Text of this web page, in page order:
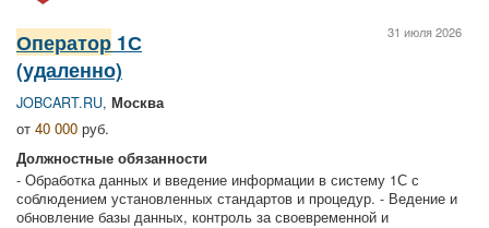
31 июля 2026
Оператор 1С
(удаленно)
JOBCART.RU, Москва
от 40 000 руб.
Должностные обязанности
- Обработка данных и введение информации в систему 1С с
соблюдением установленных стандартов и процедур. - Ведение и
обновление базы данных, контроль за своевременной и